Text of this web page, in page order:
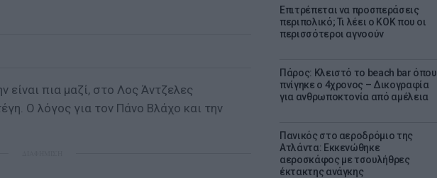
Επιτρέπεται να προσπεράσεις
περιπολικό; Τι λέει ο ΚΟΚ που οι
περισσότεροι αγνοούν
Πάρος: Κλειστό το beach bar όπου
πνίγηκε ο 4χρονος – Δικογραφία
για ανθρωποκτονία από αμέλεια
Πανικός στο αεροδρόμιο της
Ατλάντα: Εκκενώθηκε
αεροσκάφος με τσουλήθρες
έκτακτης ανάγκης
πια μαζί, στο Λος Άντζελες
Ο λόγος για τον Πάνο Βλάχο και την